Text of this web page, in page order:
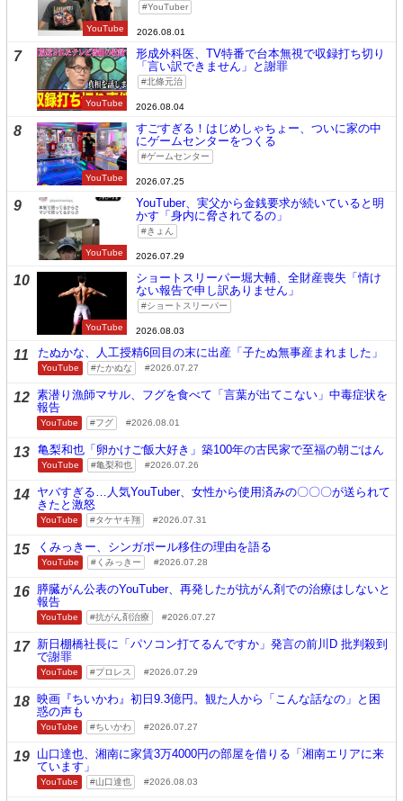
YouTube
YouTuber
2026.08.01
7
YouTube
形成外科医、TV特番で台本無視で収録打ち切り
「言い訳できません」と謝罪
北條元治
2026.08.04
8
YouTube
すごすぎる！はじめしゃちょー、ついに家の中
にゲームセンターをつくる
ゲームセンター
2026.07.25
9
YouTube
YouTuber、実父から金銭要求が続いていると明
かす「身内に脅されてるの」
きょん
2026.07.29
10
YouTube
ショートスリーパー堀大輔、全財産喪失「情け
ない報告で申し訳ありません」
ショートスリーパー
2026.08.03
11 たぬかな、人工授精6回目の末に出産「子たぬ無事産まれました」
YouTube たかぬな 2026.07.27
12 素潜り漁師マサル、フグを食べて「言葉が出てこない」中毒症状を
報告
YouTube フグ 2026.08.01
13 亀梨和也「卵かけご飯大好き」築100年の古民家で至福の朝ごはん
YouTube 亀梨和也 2026.07.26
14 ヤバすぎる…人気YouTuber、女性から使用済みの〇〇〇が送られて
きたと激怒
YouTube タケヤキ翔 2026.07.31
15 くみっきー、シンガポール移住の理由を語る
YouTube くみっきー 2026.07.28
16 膵臓がん公表のYouTuber、再発したが抗がん剤での治療はしないと
報告
YouTube 抗がん剤治療 2026.07.27
17 新日棚橋社長に「パソコン打てるんですか」発言の前川D 批判殺到
で謝罪
YouTube プロレス 2026.07.29
18 映画『ちいかわ』初日9.3億円。観た人から「こんな話なの」と困
惑の声も
YouTube ちいかわ 2026.07.27
19 山口達也、湘南に家賃3万4000円の部屋を借りる「湘南エリアに来
ています」
YouTube 山口達也 2026.08.03